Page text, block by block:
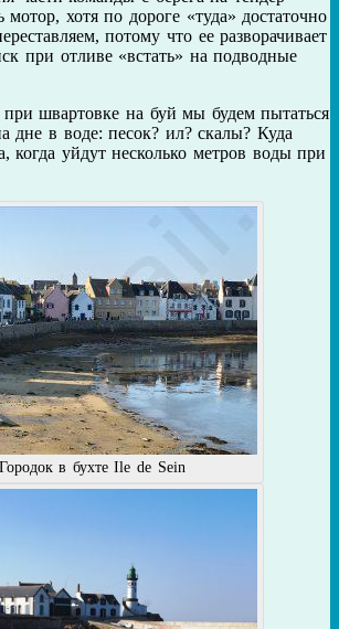
мотор, хотя по дороге «туда» достаточно
потому что ее разворачивает
при отливе «встать» на подводные
швартовке на буй мы будем пытаться
дне в воде: песок? ил? скалы? Куда
когда уйдут несколько метров воды при
Городок в бухте Ile de Sein